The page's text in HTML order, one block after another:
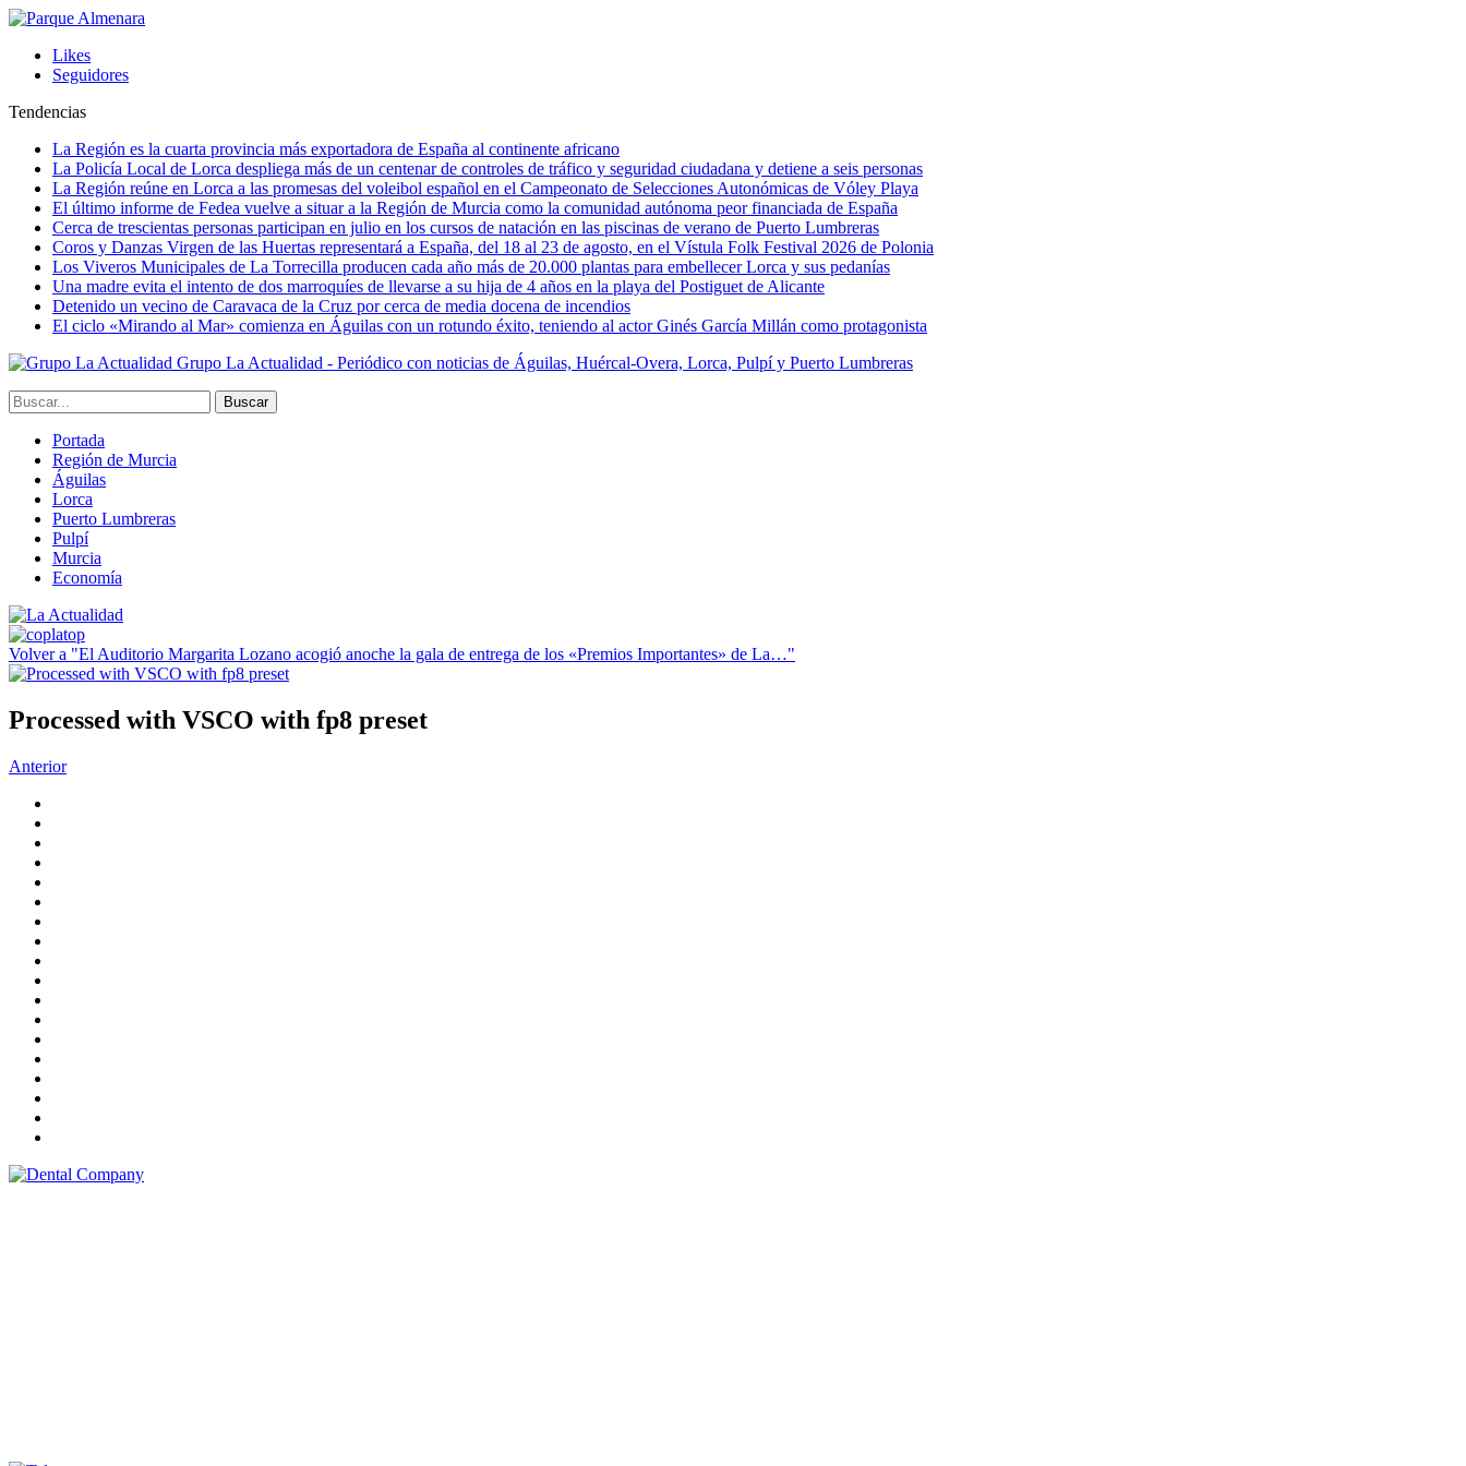
Likes
Seguidores
Tendencias
La Región es la cuarta provincia más exportadora de España al continente africano
La Policía Local de Lorca despliega más de un centenar de controles de tráfico y seguridad ciudadana y detiene a seis personas
La Región reúne en Lorca a las promesas del voleibol español en el Campeonato de Selecciones Autonómicas de Vóley Playa
El último informe de Fedea vuelve a situar a la Región de Murcia como la comunidad autónoma peor financiada de España
Cerca de trescientas personas participan en julio en los cursos de natación en las piscinas de verano de Puerto Lumbreras
Coros y Danzas Virgen de las Huertas representará a España, del 18 al 23 de agosto, en el Vístula Folk Festival 2026 de Polonia
Los Viveros Municipales de La Torrecilla producen cada año más de 20.000 plantas para embellecer Lorca y sus pedanías
Una madre evita el intento de dos marroquíes de llevarse a su hija de 4 años en la playa del Postiguet de Alicante
Detenido un vecino de Caravaca de la Cruz por cerca de media docena de incendios
El ciclo «Mirando al Mar» comienza en Águilas con un rotundo éxito, teniendo al actor Ginés García Millán como protagonista
Grupo La Actualidad - Periódico con noticias de Águilas, Huércal-Overa, Lorca, Pulpí y Puerto Lumbreras
Portada
Región de Murcia
Águilas
Lorca
Puerto Lumbreras
Pulpí
Murcia
Economía
Volver a "El Auditorio Margarita Lozano acogió anoche la gala de entrega de los «Premios Importantes» de La…"
Processed with VSCO with fp8 preset
Anterior